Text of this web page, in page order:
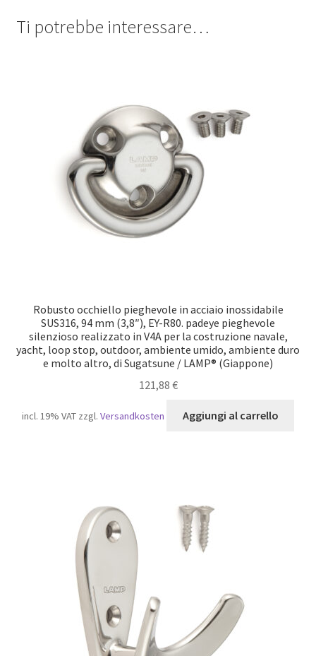
Ti potrebbe interessare…
Robusto occhiello pieghevole in acciaio inossidabile
SUS316, 94 mm (3,8″), EY-R80. padeye pieghevole
silenzioso realizzato in V4A per la costruzione navale,
yacht, loop stop, outdoor, ambiente umido, ambiente duro
e molto altro, di Sugatsune / LAMP® (Giappone)
121,88 €
incl. 19% VAT zzgl. Versandkosten Aggiungi al carrello